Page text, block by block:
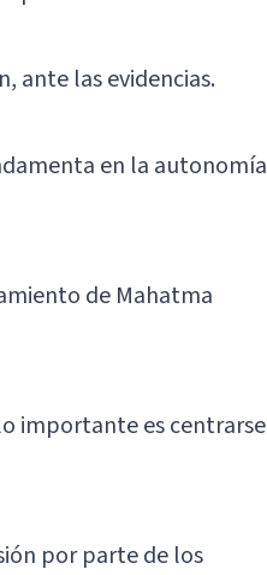
ante las evidencias.
en la autonomía
de Mahatma
importante es centrarse
por parte de los